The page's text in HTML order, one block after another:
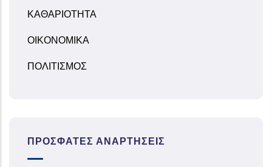
ΚΑΘΑΡΙΟΤΗΤΑ
ΟΙΚΟΝΟΜΙΚΑ
ΠΟΛΙΤΙΣΜΟΣ
ΠΡΌΣΦΑΤΕΣ ΑΝΑΡΤΉΣΕΙΣ